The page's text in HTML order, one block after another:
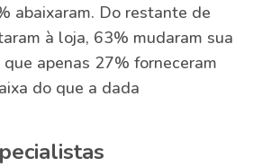
abaixaram. Do restante de
à loja, 63% mudaram sua
apenas 27% forneceram
do que a dada